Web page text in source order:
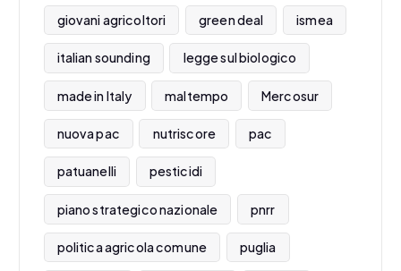
giovani agricoltori green deal ismea
italian sounding legge sul biologico
made in Italy maltempo Mercosur
nuova pac nutriscore pac
patuanelli pesticidi
piano strategico nazionale pnrr
politica agricola comune puglia